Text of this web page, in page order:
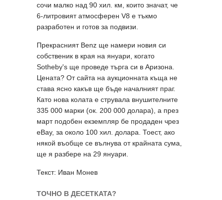
сочи малко над 90 хил. км, които значат, че
6-литровият атмосферен V8 е тъкмо
разработен и готов за подвизи.
Прекрасният Benz ще намери новия си
собственик в края на януари, когато
Sotheby's ще проведе търга си в Аризона.
Цената? От сайта на аукционната къща не
става ясно какъв ще бъде началният праг.
Като нова колата е струвала внушителните
335 000 марки (ок. 200 000 долара), а през
март подобен екземпляр бе продаден чрез
eBay, за около 100 хил. долара. Тоест, ако
някой въобще се вълнува от крайната сума,
ще я разбере на 29 януари.
Текст: Иван Монев
ТОЧНО В ДЕСЕТКАТА?